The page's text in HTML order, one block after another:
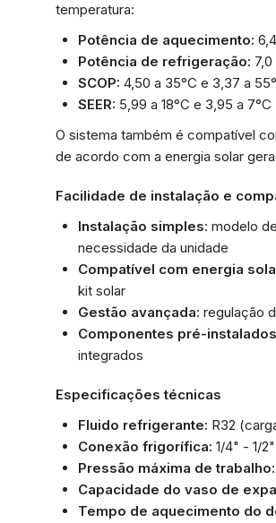
temperatura:
Potência de aquecimento:
Potência de refrigeração:
SCOP: 4,50 a 35°C e 3,37 a
SEER: 5,99 a 18°C e 3,95 a 7°C
O sistema também é compatível
de acordo com a energia solar
Facilidade de instalação e
Instalação simples: modelo
necessidade da unidade
Compatível com energia
kit solar
Gestão avançada: regulação
Componentes pré-instalados
integrados
Especificações técnicas
Fluido refrigerante: R32
Conexão frigorífica: 1/4" - 1/
Pressão máxima de trabalho:
Capacidade do vaso de
Tempo de aquecimento do